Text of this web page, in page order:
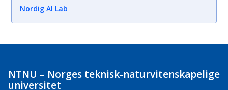
Nordig AI Lab
NTNU – Norges teknisk-naturvitenskapelige
universitet